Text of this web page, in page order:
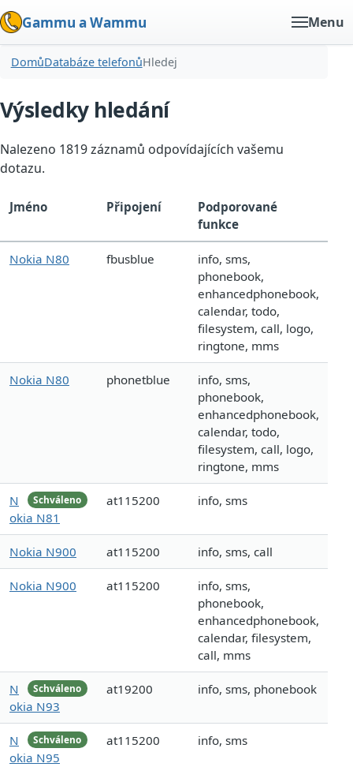
Gammu a Wammu Menu
DomůDatabáze telefonůHledej
Výsledky hledání
Nalezeno 1819 záznamů odpovídajících vašemu
dotazu.
Jméno Připojení
Podporované
funkce
Nokia N80 fbusblue
info, sms,
phonebook,
enhancedphonebook,
calendar, todo,
filesystem, call, logo,
ringtone, mms
Nokia N80 phonetblue
info, sms,
phonebook,
enhancedphonebook,
calendar, todo,
filesystem, call, logo,
ringtone, mms
Schváleno
N
okia N81
at115200 info, sms
Nokia N900 at115200 info, sms, call
Nokia N900 at115200
info, sms,
phonebook,
enhancedphonebook,
calendar, filesystem,
call, mms
Schváleno
N
okia N93
at19200 info, sms, phonebook
Schváleno
N
okia N95
at115200 info, sms